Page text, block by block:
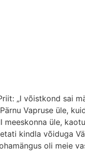
„I võistkond sai
Vapruse üle,
üle,
kindla võiduga
oli meie